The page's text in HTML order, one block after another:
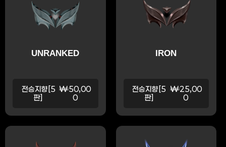
UNRANKED
전승지향[5
판]
₩50,00
0
IRON
전승지향[5
판]
₩25,00
0